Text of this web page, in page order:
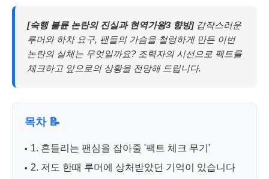
[숙행 불륜 논란의 진실과 현역가왕3 향방]갑작스러운
루머와 하차 요구, 팬들의 가슴을 철렁하게 만든 이번
논란의 실체는 무엇일까요? 조력자의 시선으로 팩트를
체크하고 앞으로의 상황을 전망해 드립니다.
목차 📝
1. 흔들리는 팬심을 잡아줄 '팩트 체크 무기'
2. 저도 한때 루머에 상처받았던 기억이 있습니다